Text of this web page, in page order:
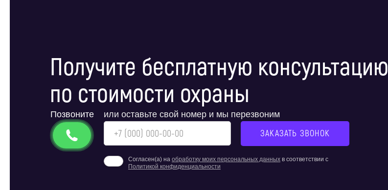
Получите бесплатную консультацию
по стоимости охраны
Позвоните или оставьте свой номер и мы перезвоним
Согласен(а) на обработку моих персональных данных в соответствии с
Политикой конфиденциальности